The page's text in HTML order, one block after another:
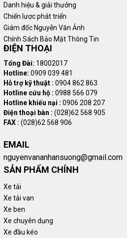
Danh hiệu & giải thưởng
Chiến lược phát triển
Giám đốc Nguyễn Văn Ảnh
Chính Sách Bảo Mật Thông Tin
ĐIỆN THOẠI
Tổng Đài: 18002017
Hotline: 0909 039 481
Hỗ trợ kỹ thuật : 0904 862 863
Hotline cứu hộ : 0988 566 079
Hotline khiếu nại : 0906 208 207
Điện thoại bàn : (028)62 568 905
FAX : (028)62 568 906
EMAIL
nguyenvananhansuong@gmail.com
SẢN PHẨM CHÍNH
Xe tải
Xe tải van
Xe ben
Xe chuyên dụng
Xe đầu kéo